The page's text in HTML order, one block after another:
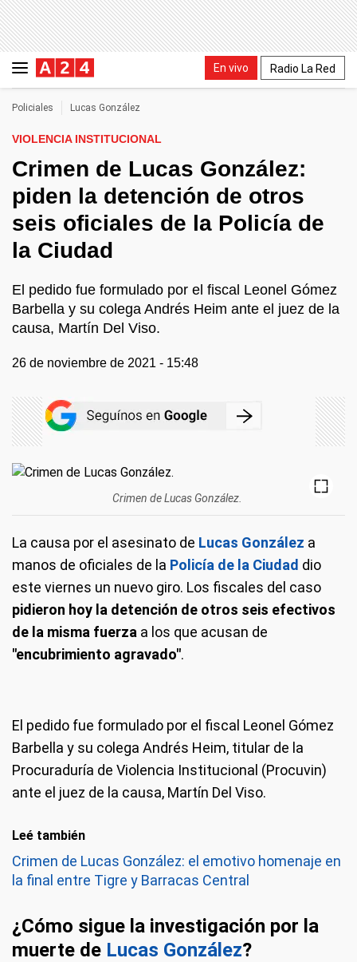
En vivo Radio La Red
Policiales Lucas González
VIOLENCIA INSTITUCIONAL
Crimen de Lucas González:
piden la detención de otros
seis oficiales de la Policía de
la Ciudad
El pedido fue formulado por el fiscal Leonel Gómez
Barbella y su colega Andrés Heim ante el juez de la
causa, Martín Del Viso.
26 de noviembre de 2021 - 15:48
Crimen de Lucas González.
La causa por el asesinato de Lucas González a
manos de oficiales de la Policía de la Ciudad dio
este viernes un nuevo giro. Los fiscales del caso
pidieron hoy la detención de otros seis efectivos
de la misma fuerza a los que acusan de
"encubrimiento agravado".
El pedido fue formulado por el fiscal Leonel Gómez
Barbella y su colega Andrés Heim, titular de la
Procuraduría de Violencia Institucional (Procuvin)
ante el juez de la causa, Martín Del Viso.
Leé también
Crimen de Lucas González: el emotivo homenaje en
la final entre Tigre y Barracas Central
¿Cómo sigue la investigación por la
muerte de Lucas González?